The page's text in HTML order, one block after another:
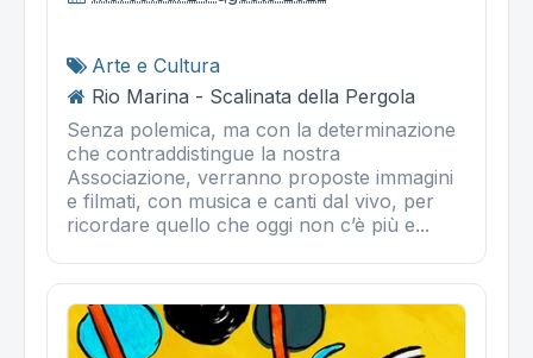
Arte e Cultura
Rio Marina - Scalinata della Pergola
Senza polemica, ma con la determinazione
che contraddistingue la nostra
Associazione, verranno proposte immagini
e filmati, con musica e canti dal vivo, per
ricordare quello che oggi non c’è più e...